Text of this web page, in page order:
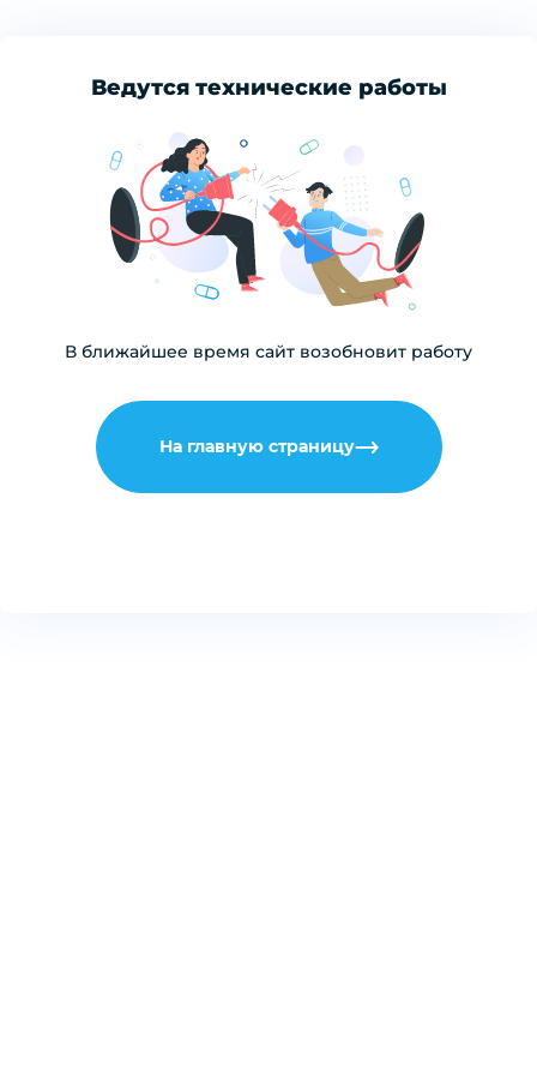
Ведутся технические работы
В ближайшее время сайт возобновит работу
На главную страницу